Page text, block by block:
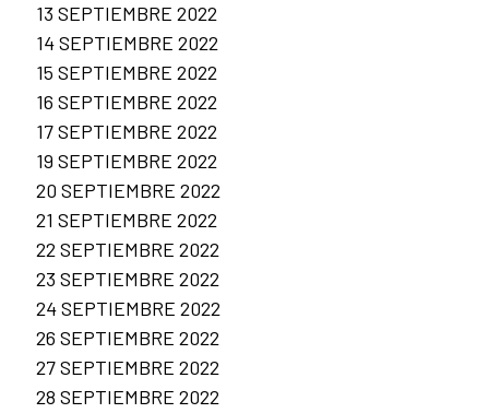
13 SEPTIEMBRE 2022
14 SEPTIEMBRE 2022
15 SEPTIEMBRE 2022
16 SEPTIEMBRE 2022
17 SEPTIEMBRE 2022
19 SEPTIEMBRE 2022
20 SEPTIEMBRE 2022
21 SEPTIEMBRE 2022
22 SEPTIEMBRE 2022
23 SEPTIEMBRE 2022
24 SEPTIEMBRE 2022
26 SEPTIEMBRE 2022
27 SEPTIEMBRE 2022
28 SEPTIEMBRE 2022